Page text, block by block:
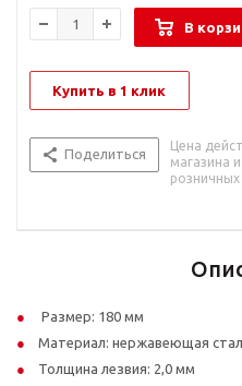
В
Купить в 1 клик
Поделиться
Цена
магазина
розничных
Размер: 180 мм
Материал: нержавеющая
Толщина лезвия: 2,0 мм